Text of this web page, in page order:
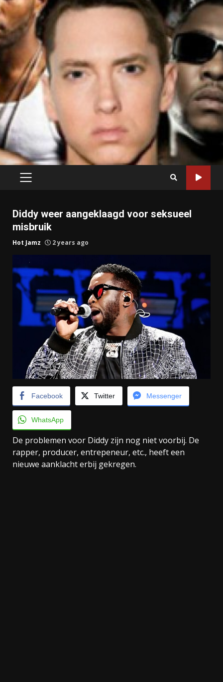
PRIMARY
Diddy weer aangeklaagd voor seksueel
misbruik
Hot Jamz 2 years ago
Facebook Twitter Messenger
WhatsApp
De problemen voor Diddy zijn nog niet voorbij. De
rapper, producer, entrepeneur, etc., heeft een
nieuwe aanklacht erbij gekregen.